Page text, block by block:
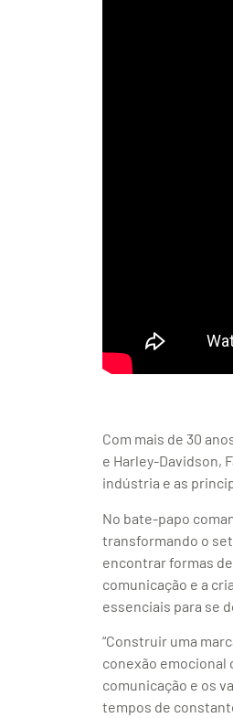
Com mais de 30
e Harley-Davidson,
indústria e as
No bate-papo
transformando o
encontrar formas
comunicação e a
essenciais para se
“Construir uma
conexão emocional
comunicação e os
tempos de